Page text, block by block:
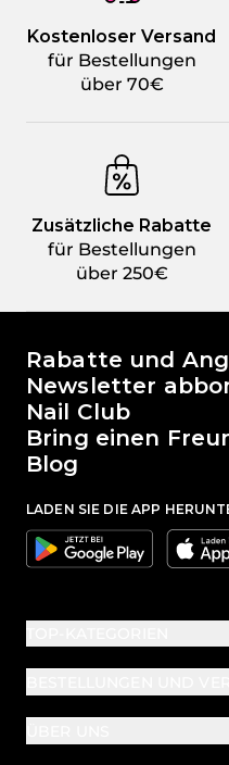
Kostenloser Versand
für Bestellungen
über 70€
Zusätzliche Rabatte
für Bestellungen
über 250€
Die Welt von
Rabatte und
Newsletter
Nail Club
Bring einen
Blog
LADEN SIE DIE APP
Google Apple